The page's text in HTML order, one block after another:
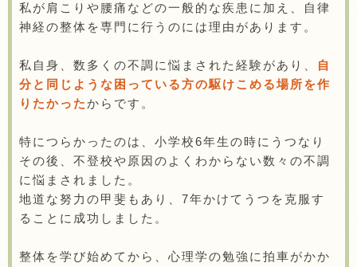
私が肩こりや腰痛などの一般的な疾患に加え、自律
神経の整体を専門に行うのには理由があります。
私自身、数多くの不調に悩まされた経験があり、
自
分と同じような困っている方の駆けこめる場所を作
りたかったからです。
特につらかったのは、小学校6年生の時にうつなり
その後、不登校や原因のよくわからない数々の不調
に悩まされました。
地道な努力の甲斐もあり、7年かけてうつを克服す
ることに成功しました。
整体を学び始めてから、心理学の勉強に拍車がかか